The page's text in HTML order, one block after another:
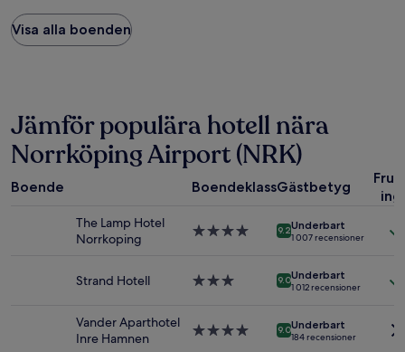
natt
som
vi
24 timmarna,
baserat
på
för
Visa alla boenden
Jämför populära hotell nära
Norrköping Airport (NRK)
Boende BoendeklassGästbetyg
The Lamp Hotel
Norrkoping
4.0-
9.2Underbart
1 007 recensioner
Strand Hotell
3.0-
9.0Underbart
1 012 recensioner
Vander Aparthotel
Inre Hamnen
4.0-
9.0Underbart
184 recensioner